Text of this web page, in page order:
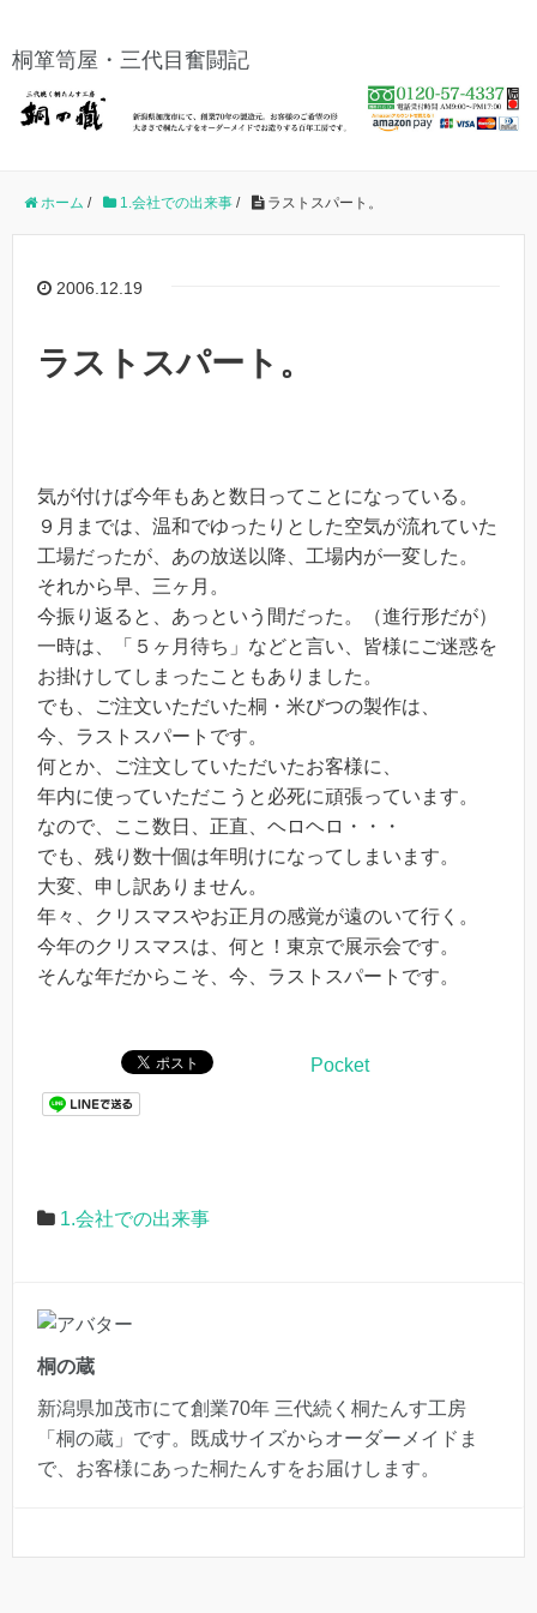
桐箪笥屋・三代目奮闘記
ホーム / 1.会社での出来事 / ラストスパート。
2006.12.19
ラストスパート。
気が付けば今年もあと数日ってことになっている。
９月までは、温和でゆったりとした空気が流れていた
工場だったが、あの放送以降、工場内が一変した。
それから早、三ヶ月。
今振り返ると、あっという間だった。（進行形だが）
一時は、「５ヶ月待ち」などと言い、皆様にご迷惑を
お掛けしてしまったこともありました。
でも、ご注文いただいた桐・米びつの製作は、
今、ラストスパートです。
何とか、ご注文していただいたお客様に、
年内に使っていただこうと必死に頑張っています。
なので、ここ数日、正直、ヘロヘロ・・・
でも、残り数十個は年明けになってしまいます。
大変、申し訳ありません。
年々、クリスマスやお正月の感覚が遠のいて行く。
今年のクリスマスは、何と！東京で展示会です。
そんな年だからこそ、今、ラストスパートです。
Pocket
1.会社での出来事
桐の蔵
新潟県加茂市にて創業70年 三代続く桐たんす工房
「桐の蔵」です。既成サイズからオーダーメイドま
で、お客様にあった桐たんすをお届けします。